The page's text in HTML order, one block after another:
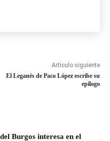
Artículo siguiente
El Leganés de Paco López escribe su
epílogo
Burgos interesa en el